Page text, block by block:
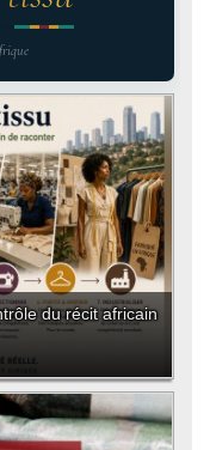
du récit africain